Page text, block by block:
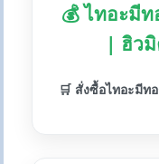
💰 ไทอะมี
| ฮิว
🛒 สั่งซื้อไทอะมีท